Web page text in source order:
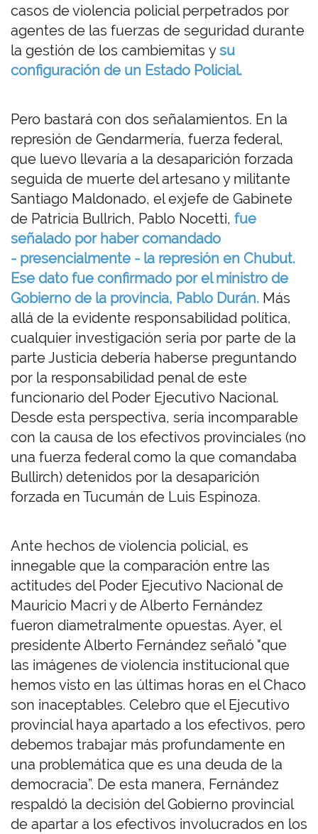
casos de violencia policial perpetrados por
agentes de las fuerzas de seguridad durante
la gestión de los cambiemitas ysu
configuración de un Estado Policial.
Pero bastará con dos señalamientos. En la
represión de Gendarmería, fuerza federal,
que luevo llevaría a la desaparición forzada
seguida de muerte del artesano y militante
Santiago Maldonado, el exjefe de Gabinete
de Patricia Bullrich, Pablo Nocetti, fue
señalado por haber comandado
- presencialmente - la represión en Chubut.
Ese dato fue confirmado por el ministro de
Gobierno de la provincia, Pablo Durán. Más
allá de la evidente responsabilidad política,
cualquier investigación seria por parte de la
parte Justicia debería haberse preguntando
por la responsabilidad penal de este
funcionario del Poder Ejecutivo Nacional.
Desde esta perspectiva, sería incomparable
con la causa de los efectivos provinciales (no
una fuerza federal como la que comandaba
Bullirch) detenidos por la desaparición
forzada en Tucumán de Luis Espinoza.
Ante hechos de violencia policial, es
innegable que la comparación entre las
actitudes del Poder Ejecutivo Nacional de
Mauricio Macri y de Alberto Fernández
fueron diametralmente opuestas. Ayer, el
presidente Alberto Fernández señaló "que
las imágenes de violencia institucional que
hemos visto en las últimas horas en el Chaco
son inaceptables. Celebro que el Ejecutivo
provincial haya apartado a los efectivos, pero
debemos trabajar más profundamente en
una problemática que es una deuda de la
democracia”. De esta manera, Fernández
respaldó la decisión del Gobierno provincial
de apartar a los efectivos involucrados en los